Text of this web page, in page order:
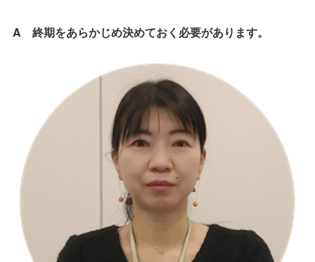
A　終期をあらかじめ決めておく必要があります。